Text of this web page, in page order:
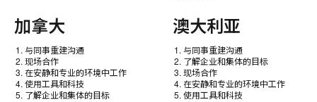
加拿大
与同事重建沟通
现场合作
在安静和专业的环境中工作
使用工具和科技
了解企业和集体的目标
澳大利亚
与同事重建沟通
了解企业和集体的目标
现场合作
在安静和专业的环境中工作
使用工具和科技